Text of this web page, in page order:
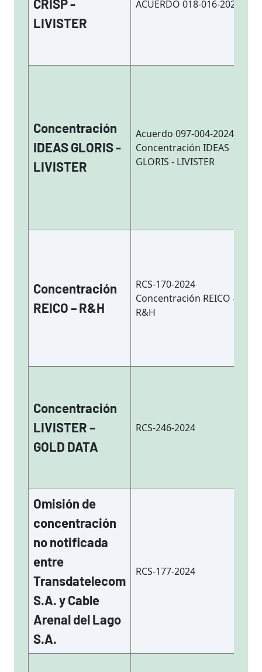
CRISP -
LIVISTER
ACUERDO 018-016-2025
Concentración
IDEAS GLORIS -
LIVISTER
Acuerdo 097-004-2024
Concentración IDEAS
GLORIS - LIVISTER
Concentración
REICO – R&H
RCS-170-2024
Concentración REICO –
R&H
Concentración
LIVISTER –
GOLD DATA
RCS-246-2024
Omisión de
concentración
no notificada
entre
Transdatelecom
S.A. y Cable
Arenal del Lago
S.A.
RCS-177-2024